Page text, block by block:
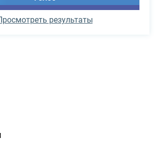
результаты